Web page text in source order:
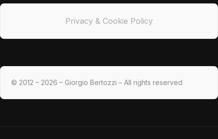
Privacy & Cookie Policy
© 2012 – 2026 – Giorgio Bertozzi – All rights reserved